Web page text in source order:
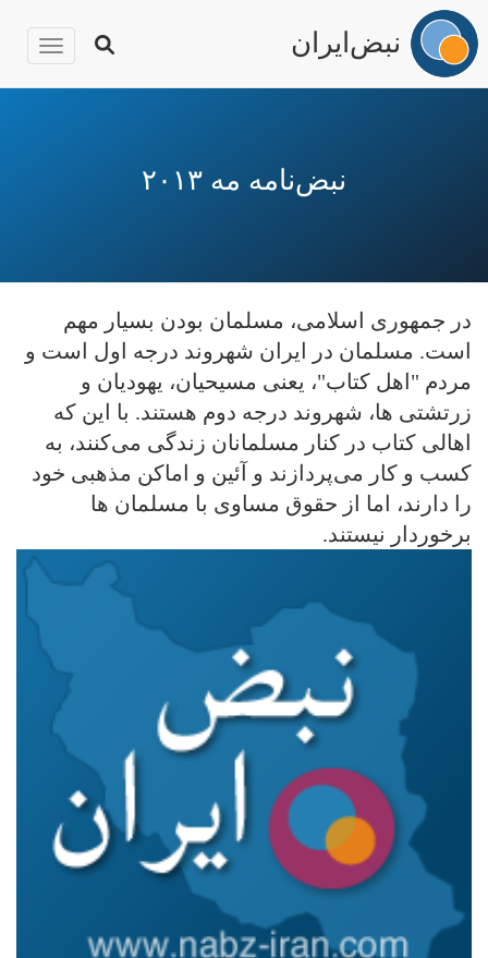
نبض‌ایران
نبض‌نامه مه ۲۰۱۳
در جمهوری اسلامی، مسلمان بودن بسیار مهم
است. مسلمان در ایران شهروند درجه اول است و
مردم "اهل کتاب"، یعنی مسیحیان، یهودیان و
زرتشتی ها، شهروند درجه دوم هستند. با این که
اهالی کتاب در کنار مسلمانان زندگی می‌کنند، به
کسب و کار می‌پردازند و آئین و اماکن مذهبی خود
را دارند، اما از حقوق مساوی با مسلمان ها
برخوردار نیستند.